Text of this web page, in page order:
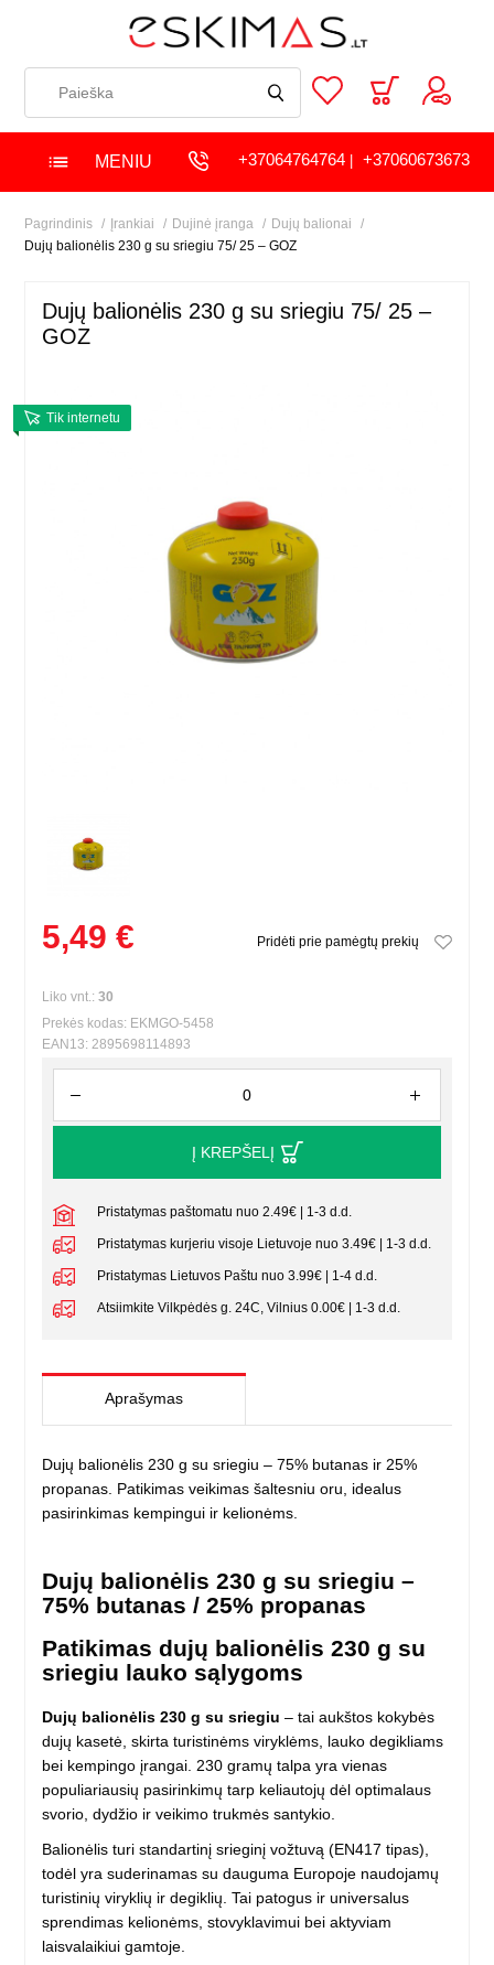
MENIU +37064764764| +37060673673
Pagrindinis Įrankiai Dujinė įranga
Dujų balionai
Dujų balionėlis 230 g su sriegiu 75/ 25 – GOZ
Dujų balionėlis 230 g su sriegiu 75/ 25 –
GOZ
Tik internetu
5,49 € Pridėti prie pamėgtų prekių
Liko vnt.:30
Prekės kodas: EKMGO-5458
EAN13: 2895698114893
Į KREPŠELĮ
Pristatymas paštomatu nuo 2.49€ | 1-3 d.d.
Pristatymas kurjeriu visoje Lietuvoje nuo 3.49€ | 1-3 d.d.
Pristatymas Lietuvos Paštu nuo 3.99€ | 1-4 d.d.
Atsiimkite Vilkpėdės g. 24C, Vilnius 0.00€ | 1-3 d.d.
Aprašymas
Dujų balionėlis 230 g su sriegiu – 75% butanas ir 25%
propanas. Patikimas veikimas šaltesniu oru, idealus
pasirinkimas kempingui ir kelionėms.
Dujų balionėlis 230 g su sriegiu –
75% butanas / 25% propanas
Patikimas dujų balionėlis 230 g su
sriegiu lauko sąlygoms
Dujų balionėlis 230 g su sriegiu – tai aukštos kokybės
dujų kasetė, skirta turistinėms viryklėms, lauko degikliams
bei kempingo įrangai. 230 gramų talpa yra vienas
populiariausių pasirinkimų tarp keliautojų dėl optimalaus
svorio, dydžio ir veikimo trukmės santykio.
Balionėlis turi standartinį srieginį vožtuvą (EN417 tipas),
todėl yra suderinamas su dauguma Europoje naudojamų
turistinių viryklių ir degiklių. Tai patogus ir universalus
sprendimas kelionėms, stovyklavimui bei aktyviam
laisvalaikiui gamtoje.